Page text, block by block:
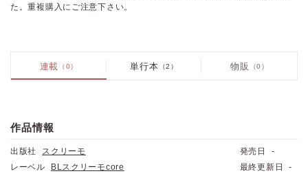
た。重複購入にご注意下さい。
連載 （0） 単行本 （2） 物販 （0）
作品情報
出版社
スクリーモ
レーベル
BLスクリーモcore
発売日
-
最終更新日
-
ポイントを消費して購入するにはログイン・会員登録が必要です